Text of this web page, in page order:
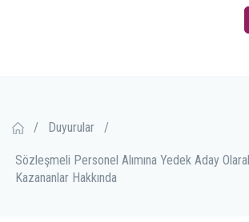
/ Duyurular /
Sözleşmeli Personel Alımına Yedek Aday
Kazananlar Hakkında